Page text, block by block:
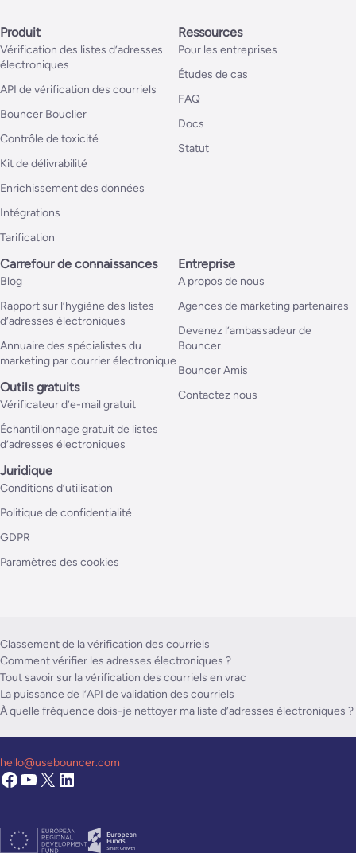
Produit
Vérification des listes d’adresses
électroniques
API de vérification des courriels
Bouncer Bouclier
Contrôle de toxicité
Kit de délivrabilité
Enrichissement des données
Intégrations
Tarification
Ressources
Pour les entreprises
Études de cas
FAQ
Docs
Statut
Carrefour de connaissances
Blog
Rapport sur l’hygiène des listes
d’adresses électroniques
Annuaire des spécialistes du
marketing par courrier électronique
Outils gratuits
Vérificateur d’e-mail gratuit
Échantillonnage gratuit de listes
d’adresses électroniques
Entreprise
A propos de nous
Agences de marketing partenaires
Devenez l’ambassadeur de
Bouncer.
Bouncer Amis
Contactez nous
Juridique
Conditions d’utilisation
Politique de confidentialité
GDPR
Paramètres des cookies
Classement de la vérification des courriels
Comment vérifier les adresses électroniques ?
Tout savoir sur la vérification des courriels en vrac
La puissance de l’API de validation des courriels
À quelle fréquence dois-je nettoyer ma liste d’adresses électroniques ?
hello@usebouncer.com